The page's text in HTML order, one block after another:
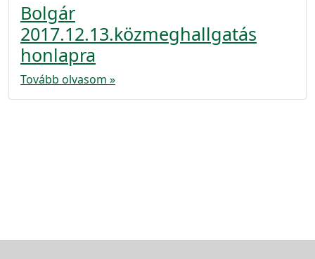
Bolgár
2017.12.13.közmeghallgatás
honlapra
Tovább olvasom »